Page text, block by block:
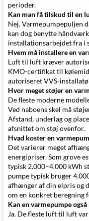
perioder.
Kan man få tilskud til en
Nej. Varmepumpepuljen
kan dog benytte
installationsarbejdet fra i
Hvem må installere en
Luft til luft kræver
KMO-certifikat til
autoriseret VVS-
Hvor meget støjer en
De fleste moderne
Ved naboens skel må
Afstand, underlag og
afsnittet om støj ovenfor.
Hvad koster en
Det varierer meget
energipriser. Som grove
typisk 2.000–4.000 kWh
pumpe typisk bruger
afhænger af din elpris og
om en konkret beregning
Kan en varmepumpe også
Ja. De fleste luft til luft